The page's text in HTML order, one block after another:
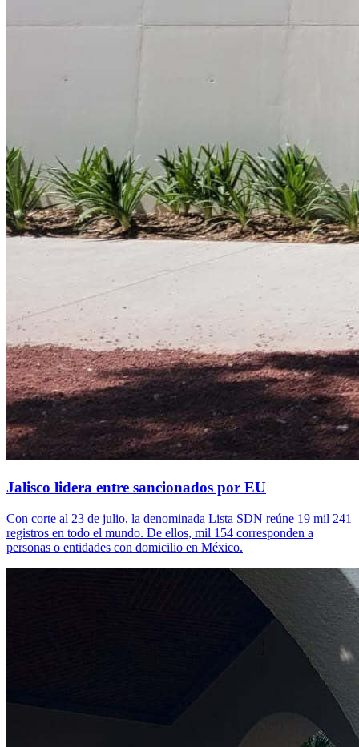
Jalisco lidera entre sancionados por EU
Con corte al 23 de julio, la denominada Lista SDN reúne 19 mil 241
registros en todo el mundo. De ellos, mil 154 corresponden a
personas o entidades con domicilio en México.